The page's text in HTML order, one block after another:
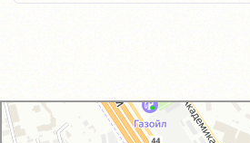
GM-City&VAG-Repair
Автосервис, автотехцентр в Москве
Магазин автозапчастей и автотоваров в Москве